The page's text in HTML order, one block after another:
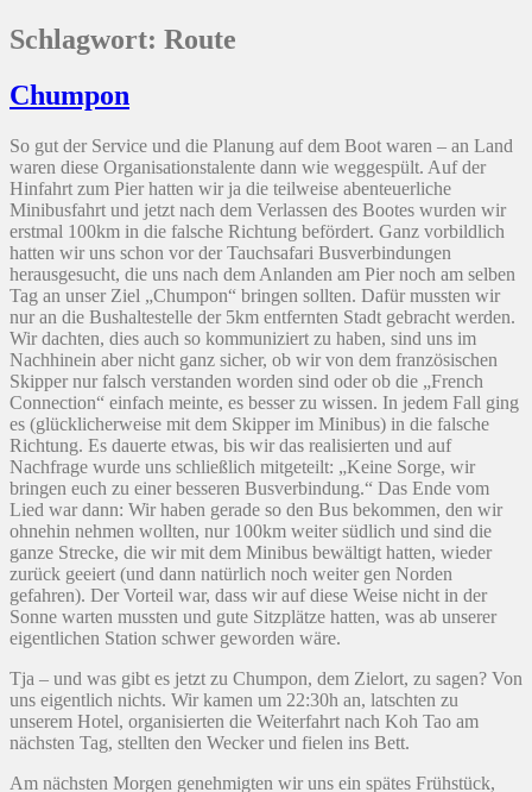
Schlagwort: Route
Chumpon
So gut der Service und die Planung auf dem Boot waren – an Land
waren diese Organisationstalente dann wie weggespült. Auf der
Hinfahrt zum Pier hatten wir ja die teilweise abenteuerliche
Minibusfahrt und jetzt nach dem Verlassen des Bootes wurden wir
erstmal 100km in die falsche Richtung befördert. Ganz vorbildlich
hatten wir uns schon vor der Tauchsafari Busverbindungen
herausgesucht, die uns nach dem Anlanden am Pier noch am selben
Tag an unser Ziel „Chumpon“ bringen sollten. Dafür mussten wir
nur an die Bushaltestelle der 5km entfernten Stadt gebracht werden.
Wir dachten, dies auch so kommuniziert zu haben, sind uns im
Nachhinein aber nicht ganz sicher, ob wir von dem französischen
Skipper nur falsch verstanden worden sind oder ob die „French
Connection“ einfach meinte, es besser zu wissen. In jedem Fall ging
es (glücklicherweise mit dem Skipper im Minibus) in die falsche
Richtung. Es dauerte etwas, bis wir das realisierten und auf
Nachfrage wurde uns schließlich mitgeteilt: „Keine Sorge, wir
bringen euch zu einer besseren Busverbindung.“ Das Ende vom
Lied war dann: Wir haben gerade so den Bus bekommen, den wir
ohnehin nehmen wollten, nur 100km weiter südlich und sind die
ganze Strecke, die wir mit dem Minibus bewältigt hatten, wieder
zurück geeiert (und dann natürlich noch weiter gen Norden
gefahren). Der Vorteil war, dass wir auf diese Weise nicht in der
Sonne warten mussten und gute Sitzplätze hatten, was ab unserer
eigentlichen Station schwer geworden wäre.
Tja – und was gibt es jetzt zu Chumpon, dem Zielort, zu sagen? Von
uns eigentlich nichts. Wir kamen um 22:30h an, latschten zu
unserem Hotel, organisierten die Weiterfahrt nach Koh Tao am
nächsten Tag, stellten den Wecker und fielen ins Bett.
Am nächsten Morgen genehmigten wir uns ein spätes Frühstück,